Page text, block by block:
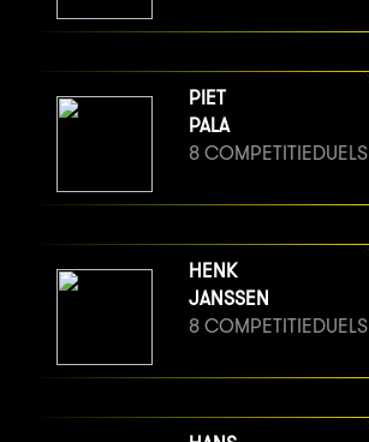
PIET
PALA
8 COMPETITIEDUELS
HENK
JANSSEN
8 COMPETITIEDUELS